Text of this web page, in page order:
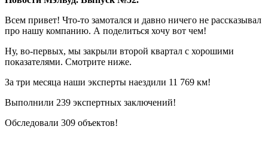
Всем привет! Что-то замотался и давно ничего не рассказывал
про нашу компанию. А поделиться хочу вот чем!
Ну, во-первых, мы закрыли второй квартал с хорошими
показателями. Смотрите ниже.
За три месяца наши эксперты наездили 11 769 км!
Выполнили 239 экспертных заключений!
Обследовали 309 объектов!